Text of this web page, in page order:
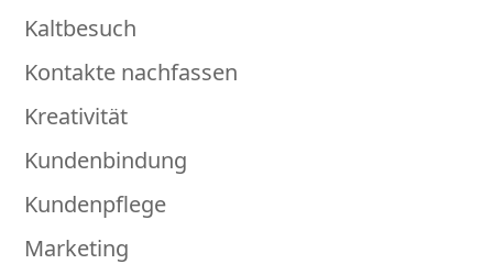
Kaltbesuch
Kontakte nachfassen
Kreativität
Kundenbindung
Kundenpflege
Marketing